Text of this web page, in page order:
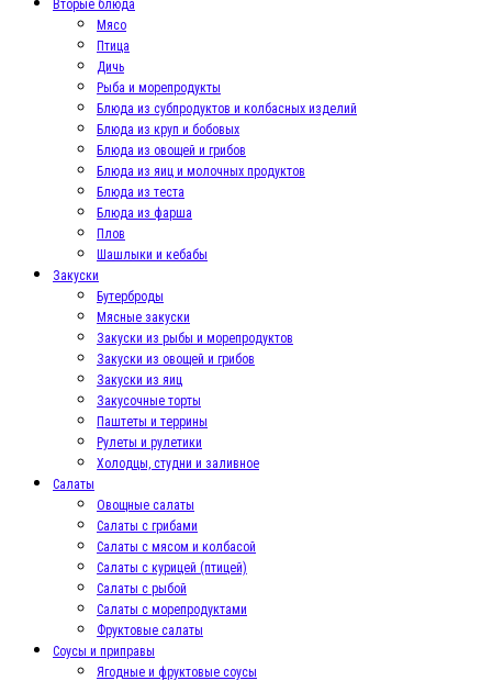
Вторые блюда
Мясо
Птица
Дичь
Рыба и морепродукты
Блюда из субпродуктов и колбасных изделий
Блюда из круп и бобовых
Блюда из овощей и грибов
Блюда из яиц и молочных продуктов
Блюда из теста
Блюда из фарша
Плов
Шашлыки и кебабы
Закуски
Бутерброды
Мясные закуски
Закуски из рыбы и морепродуктов
Закуски из овощей и грибов
Закуски из яиц
Закусочные торты
Паштеты и террины
Рулеты и рулетики
Холодцы, студни и заливное
Салаты
Овощные салаты
Салаты с грибами
Салаты с мясом и колбасой
Салаты с курицей (птицей)
Салаты с рыбой
Салаты с морепродуктами
Фруктовые салаты
Соусы и приправы
Ягодные и фруктовые соусы